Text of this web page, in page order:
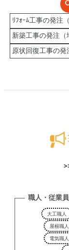
職人・従業
大工職人
屋根職人
電気職人